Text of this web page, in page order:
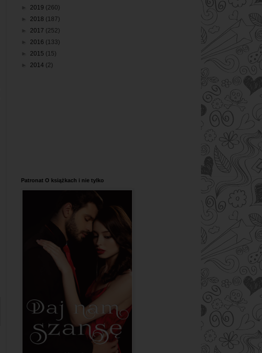
2019 (260)
2018 (187)
2017 (252)
2016 (133)
2015 (15)
2014 (2)
Patronat O książkach i nie tylko